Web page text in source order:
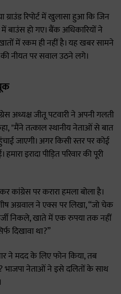
रिपोर्ट में खुलासा हुआ कि जिन
हो गए। बैंक अधिकारियों ने
में रकम ही नहीं है। यह खबर सामने
नीयत पर सवाल उठने लगे।
अध्यक्ष जीतू पटवारी ने अपनी गलती
"मैंने तत्काल स्थानीय नेताओं से बात
जाएगी। अगर किसी स्तर पर कोई
इरादा पीड़ित परिवार की पूरी
कांग्रेस पर करारा हमला बोला है।
अग्रवाल ने एक्स पर लिखा, “जो चेक
निकले, खाते में एक रुपया तक नहीं
दिखावा था?”
ने मदद के लिए फोन किया, तब
भाजपा नेताओं ने इसे दलितों के साथ